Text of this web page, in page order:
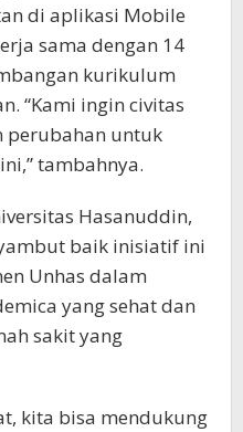
di aplikasi Mobile
sama dengan 14
kurikulum
“Kami ingin civitas
perubahan untuk
tambahnya.
Hasanuddin,
baik inisiatif ini
Unhas dalam
yang sehat dan
sakit yang
kita bisa mendukung